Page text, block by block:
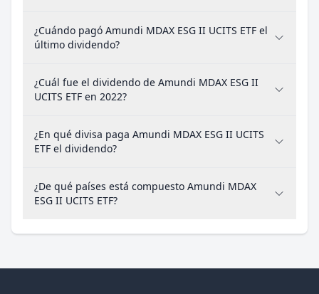
¿Cuándo pagó Amundi MDAX ESG II UCITS ETF el
último dividendo?
¿Cuál fue el dividendo de Amundi MDAX ESG II
UCITS ETF en 2022?
¿En qué divisa paga Amundi MDAX ESG II UCITS
ETF el dividendo?
¿De qué países está compuesto Amundi MDAX
ESG II UCITS ETF?